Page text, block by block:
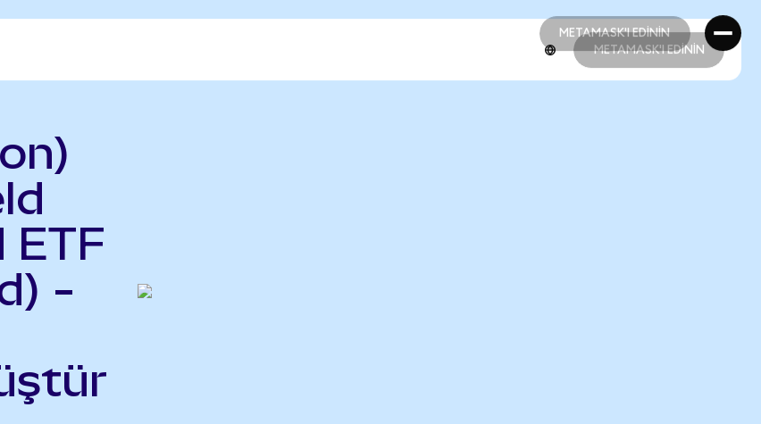
METAMASK'I EDİNİN
METAMASK'I EDİNİN
METAMASK'I EDİNİN
ETF
-